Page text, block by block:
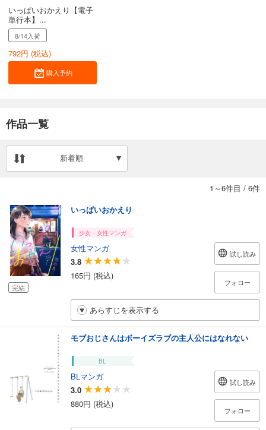
いっぱいおかえり【電子
単行本】...
8/14入荷
792円 (税込)
購入予約
作品一覧
新着順
1～6件目 / 6件
完結
いっぱいおかえり
少女・女性マンガ
女性マンガ
3.8
165円 (税込)
試し読み
フォロー
あらすじを表示する
モブおじさんはボーイズラブの主人公にはなれない
BL
BLマンガ
3.0
880円 (税込)
試し読み
フォロー